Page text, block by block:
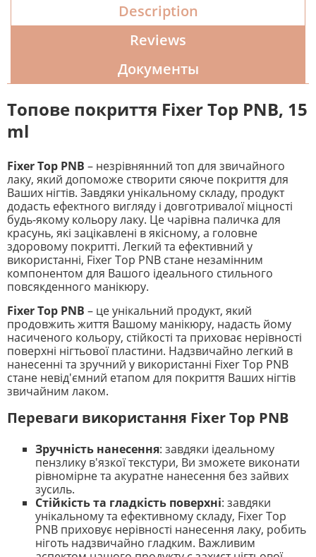
Description
Reviews
Документы
Топове покриття Fixer Top PNB, 15
ml
Fixer Top PNB – незрівнянний топ для звичайного
лаку, який допоможе створити сяюче покриття для
Ваших нігтів. Завдяки унікальному складу, продукт
додасть ефектного вигляду і довготривалої міцності
будь-якому кольору лаку. Це чарівна паличка для
красунь, які зацікавлені в якісному, а головне
здоровому покритті. Легкий та ефективний у
використанні, Fixer Top PNB стане незамінним
компонентом для Вашого ідеального стильного
повсякденного манікюру.
Fixer Top PNB – це унікальний продукт, який
продовжить життя Вашому манікюру, надасть йому
насиченого кольору, стійкості та приховає нерівності
поверхні нігтьової пластини. Надзвичайно легкий в
нанесенні та зручний у використанні Fixer Top PNB
стане невід'ємний етапом для покриття Ваших нігтів
звичайним лаком.
Переваги використання Fixer Top PNB
Зручність нанесення: завдяки ідеальному
пензлику в'язкої текстури, Ви зможете виконати
рівномірне та акуратне нанесення без зайвих
зусиль.
Стійкість та гладкість поверхні: завдяки
унікальному та ефективному складу, Fixer Top
PNB приховує нерівності нанесення лаку, робить
ніготь надзвичайно гладким. Важливим